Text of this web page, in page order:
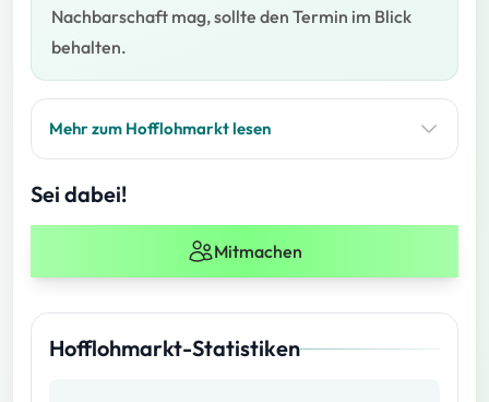
Nachbarschaft mag, sollte den Termin im Blick
behalten.
Mehr zum Hofflohmarkt lesen
Sei dabei!
Mitmachen
Hofflohmarkt-Statistiken